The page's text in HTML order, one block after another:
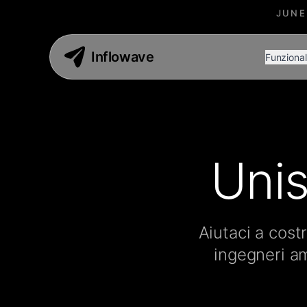
Inflowave
Aiutaci a
ingegneri